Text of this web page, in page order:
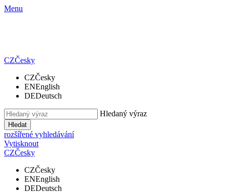
Menu
CZČesky
CZČesky
ENEnglish
DEDeutsch
Hledaný výraz
Hledat
rozšířené vyhledávání
Vytisknout
CZČesky
CZČesky
ENEnglish
DEDeutsch